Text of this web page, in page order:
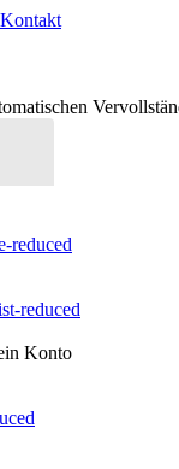
Kontakt
Konto